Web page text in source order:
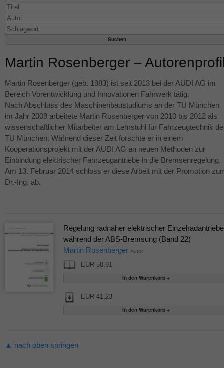
Martin Rosenberger –
Martin Rosenberger (geb. 1983) ist seit 2013 bei derAUDI AG im
Bereich Vorentwicklung und Innovationen Fahrwerk tätig.
Nach Abschluss des Maschinenbaustudiums an der TU München
im Jahr 2009 arbeitete Martin Rosenberger von 2010 bis 2012 als
wissenschaftlicher Mitarbeiter am Lehrstuhl für Fahrzeugtechnik
TU München. Während dieser Zeit forschte er in einem
Kooperationsprojekt mit derAUDI AG an neuen Methoden zur
Einbindung elektrischer Fahrzeugantriebe in die Bremsenregelung.
Am 13. Februar 2014 schloss er diese Arbeit mit der Promotion
Dr.-Ing. ab.
Regelung radnaher elektrischer Einzelradantriebe
während der ABS-Bremsung (Band 22)
Martin Rosenberger Autor
EUR 58,91
EUR 41,23
▲ nach oben springen